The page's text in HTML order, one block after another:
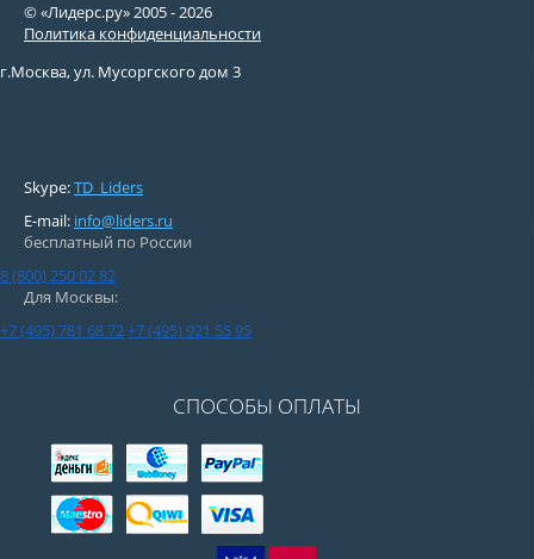
© «Лидерс.ру» 2005 -2026
Политика конфиденциальности
г.Москва, ул. Мусоргского дом 3
Skype:TD_Liders
E-mail: info@liders.ru
бесплатный по России
8 (800) 250 02 82
Для Москвы:
+7 (495) 781 68 72+7 (495) 921 55 95
СПОСОБЫ ОПЛАТЫ